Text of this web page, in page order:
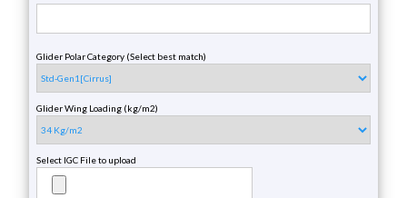
Glider Polar Category (Select best match)
Glider Wing Loading (kg/m2)
Select IGC File to upload